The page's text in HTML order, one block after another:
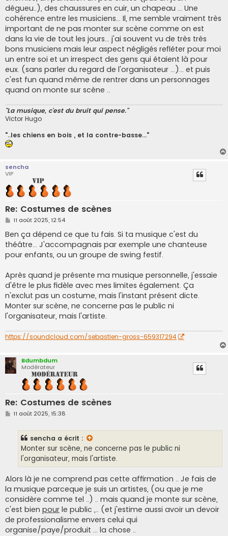
dégueu..), des chaussures en cuir, un chapeau ... Une
cohérence entre les musiciens... Il, me semble vraiment très
important de ne pas monter sur scène comme on est
dans la vie de tout les jours... j'ai souvent vu de très très
bons musiciens mais leur aspect négligés refléter pour moi
un entre soi et un irrespect des gens qui étaient là pour
eux. (sans parler du regard de l'organisateur ...)... et puis
c'est fun quand même de rentrer dans un personnages
quand on monte sur scène ..
"La musique, c'est du bruit qui pense."
Victor Hugo
"..les chiens en bois , et la contre-basse..."
sencha
VIP
Re: Costumes de scènes
M
s
s
a
g
e
11 août 2025, 12:54
Ben ça dépend ce que tu fais. Si ta musique c'est du
théâtre... J'accompagnais par exemple une chanteuse
pour enfants, ou un groupe de swing festif.
Après quand je présente ma musique personnelle, j'essaie
d'être le plus fidèle avec mes limites également. Ça
n'exclut pas un costume, mais l'instant présent dicte.
Monter sur scène, ne concerne pas le public ni
l'organisateur, mais l'artiste.
https://soundcloud.com/sebastien-gross-659317294
Bdumbdum
Modérateur
Re: Costumes de scènes
M
11 août 2025, 15:38
sencha a écrit :
Monter sur scène, ne concerne pas le public ni
l'organisateur, mais l'artiste.
Alors là je ne comprend pas cette affirmation .. Je fais de
la musique parceque je suis un artistes, (ou que je me
considère comme tel ..) .. mais quand je monte sur scène,
c'est bien pour le public ,.. (et j'estime aussi avoir un devoir
de professionalisme envers celui qui
organise/paye/produit ... la chose ..